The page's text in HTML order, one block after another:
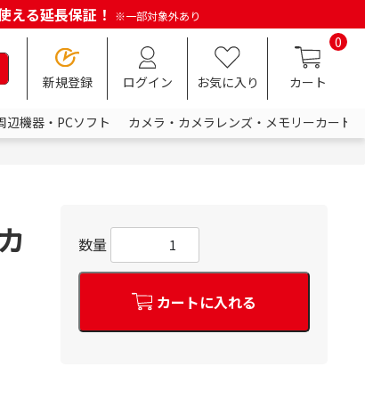
える延長保証！ ※一部対象外あり
新規登録 ログイン お気に入り
0
カート
辺機器・PCソフト
カメラ・カメラレンズ・メモリーカード
数量
カートに入れる